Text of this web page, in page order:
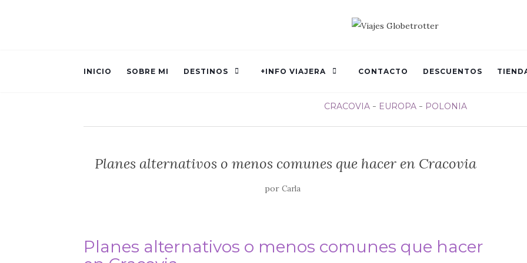
INICIO SOBRE MI DESTINOS +INFO VIAJERA CONTACTO DESCUENTOS
CRACOVIA EUROPA POLONIA
Planes alternativos o menos comunes que hacer en Cracovia
por Carla
Planes alternativos o menos comunes que hacer